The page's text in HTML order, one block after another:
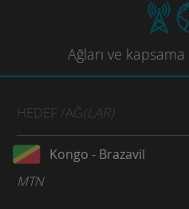
Ağları ve kapsama
HEDEF /AĞ(LAR)
Kongo - Brazavil
MTN